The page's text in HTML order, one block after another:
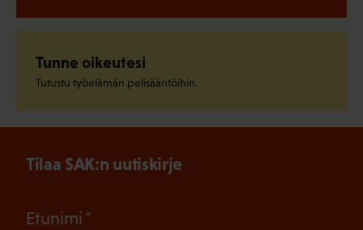
Tunne oikeutesi
Tutustu työelämän pelisääntöihin.
Tilaa SAK:n uutiskirje
Etunimi